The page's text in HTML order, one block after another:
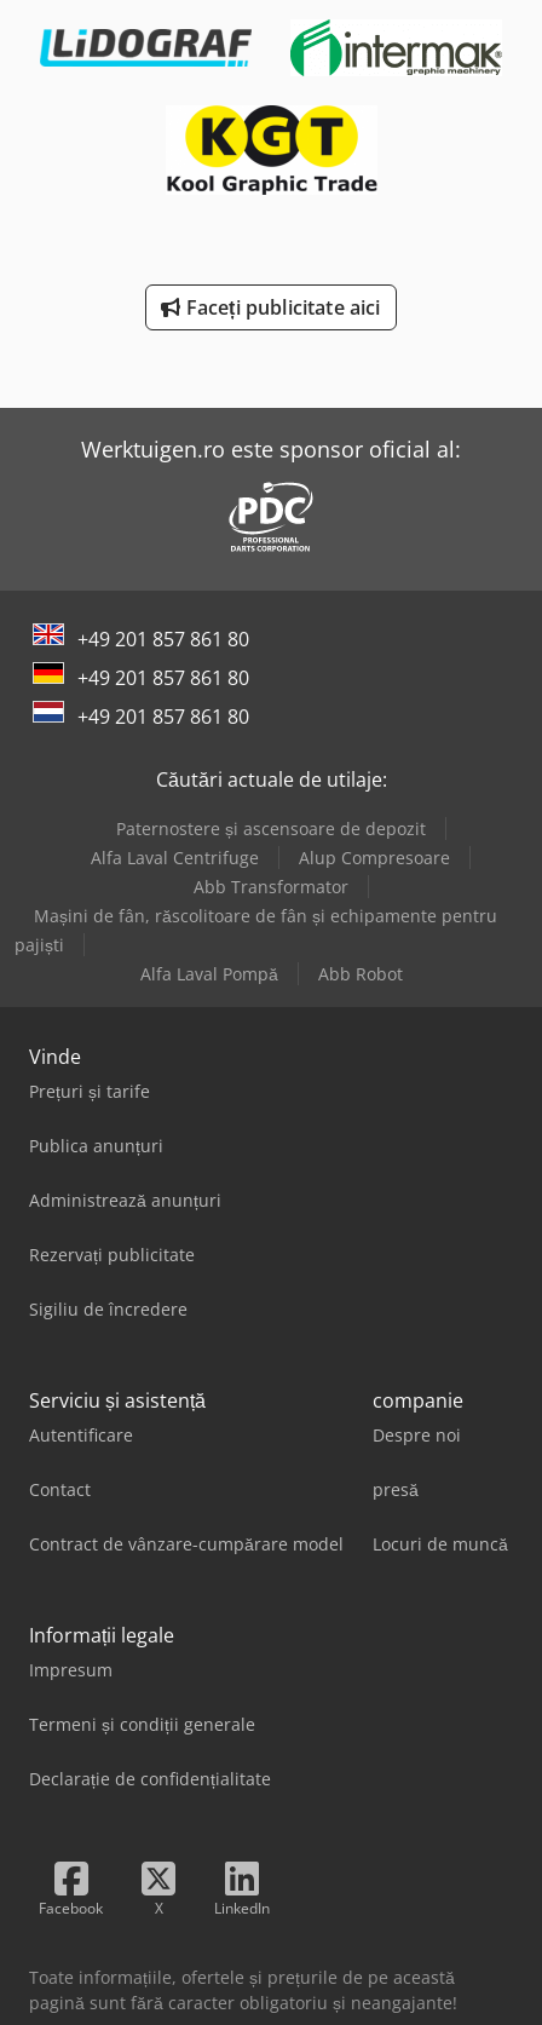
Faceți publicitate aici
Werktuigen.ro este sponsor oficial al:
+49 201 857 861 80
+49 201 857 861 80
+49 201 857 861 80
Căutări actuale de utilaje:
Paternostere și ascensoare de depozit
Alfa Laval Centrifuge
Alup Compresoare
Abb Transformator
Mașini de fân, răscolitoare de fân și echipamente pentru
pajiști
Alfa Laval Pompă
Abb Robot
Vinde
Prețuri și tarife
Publica anunțuri
Administrează anunțuri
Rezervați publicitate
Sigiliu de încredere
Serviciu și asistență
Autentificare
Contact
Contract de vânzare-cumpărare model
companie
Despre noi
presă
Locuri de muncă
Informații legale
Impresum
Termeni și condiții generale
Declarație de confidențialitate
Facebook X LinkedIn
Toate informațiile, ofertele și prețurile de pe această
pagină sunt fără caracter obligatoriu și neangajante!